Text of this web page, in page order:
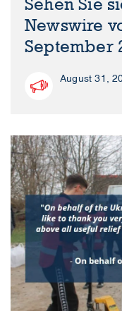
Sehen Sie
Newswire
September
August 31,